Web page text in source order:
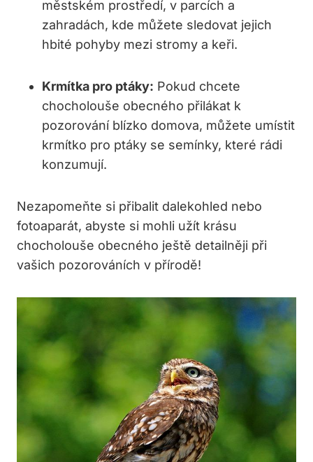
městském prostředí, v parcích a
zahradách, kde můžete sledovat jejich
hbité pohyby mezi stromy a keři.
Krmítka pro ptáky: Pokud chcete
chocholouše obecného přilákat k
pozorování blízko domova, můžete umístit
krmítko pro ptáky se semínky, které rádi
konzumují.
Nezapomeňte si přibalit dalekohled nebo
fotoaparát, abyste si mohli užít krásu
chocholouše obecného ještě detailněji při
vašich pozorováních v přírodě!